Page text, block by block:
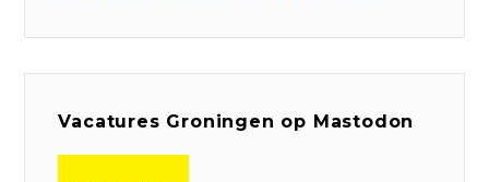
Vacatures Groningen op Mastodon